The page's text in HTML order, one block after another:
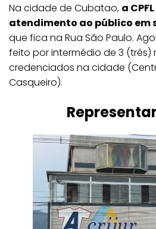
Na cidade de Cubatao, a
atendimento ao público em
que fica na Rua São Paulo.
feito por intermédio de 3 (três)
credenciados na cidade
Casqueiro).